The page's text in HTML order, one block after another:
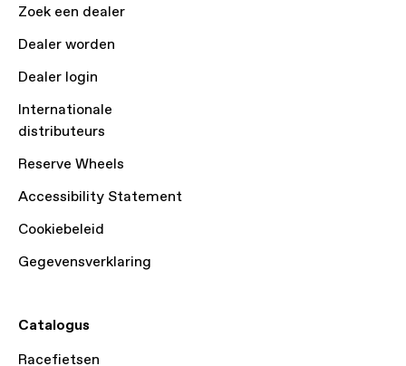
Zoek een dealer
Dealer worden
Dealer login
Internationale
distributeurs
Reserve Wheels
Accessibility Statement
Cookiebeleid
Gegevensverklaring
Catalogus
Racefietsen